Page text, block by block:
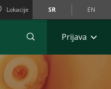
Lokacije SR EN
Prijava